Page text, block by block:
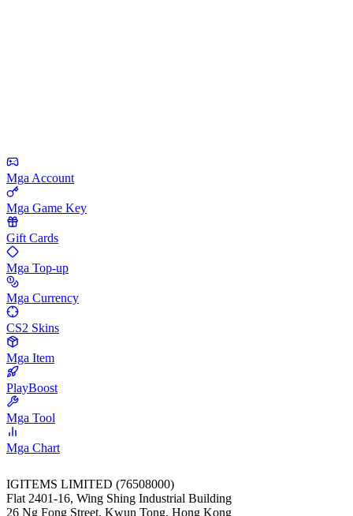
Mga Account
Mga Game Key
Gift Cards
Mga Top-up
Mga Currency
CS2 Skins
Mga Item
PlayBoost
Mga Tool
Mga Chart
IGITEMS LIMITED (76508000)
Flat 2401-16, Wing Shing Industrial Building
26 Ng Fong Street, Kwun Tong, Hong Kong